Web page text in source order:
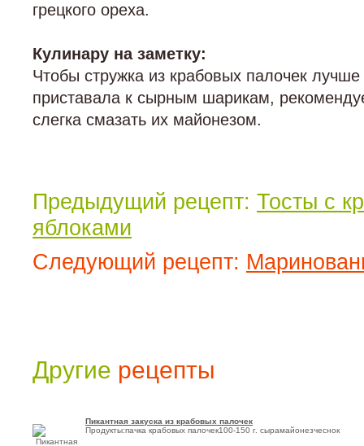
грецкого ореха.
Кулинару на заметку:
Чтобы стружка из крабовых палочек
приставала к сырным шарикам,
слегка смазать их майонезом.
Предыдущий рецепт: Тосты с
яблоками
Следующий рецепт:
Другие рецепты
Пикантная закуска из крабовых палочек
Продукты:пачка крабовых палочек100-150 г. сырамайонезчеснок